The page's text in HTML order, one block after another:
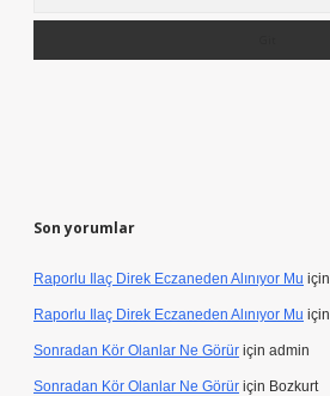
Son yorumlar
Raporlu Ilaç Direk Eczaneden Alınıyor Mu için
Raporlu Ilaç Direk Eczaneden Alınıyor Mu için
Sonradan Kör Olanlar Ne Görür için admin
Sonradan Kör Olanlar Ne Görür için Bozkurt